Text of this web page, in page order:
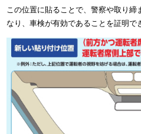
この位置に貼ることで、警察や取り締
なり、車検が有効であることを証明で